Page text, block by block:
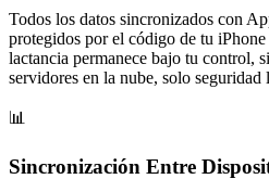
Todos los datos sincronizados con
protegidos por el código de tu
lactancia permanece bajo tu control,
servidores en la nube, solo seguridad
📊
Sincronización Entre